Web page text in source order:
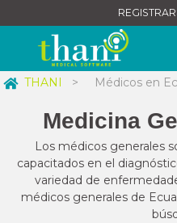
THANI > Médicos en
Medicina
Los médicos generales
capacitados en el
variedad de
médicos generales de